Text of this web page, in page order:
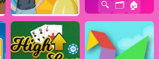
🏠
🗂️
🔍